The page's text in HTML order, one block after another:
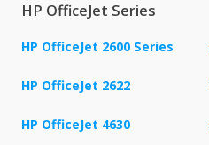
HP OfficeJet Series
HP OfficeJet 2600 Series
HP OfficeJet 2622
HP OfficeJet 4630